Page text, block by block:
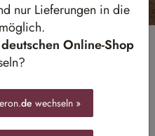
nur Lieferungen in die
deutschen Online-Shop
de wechseln »